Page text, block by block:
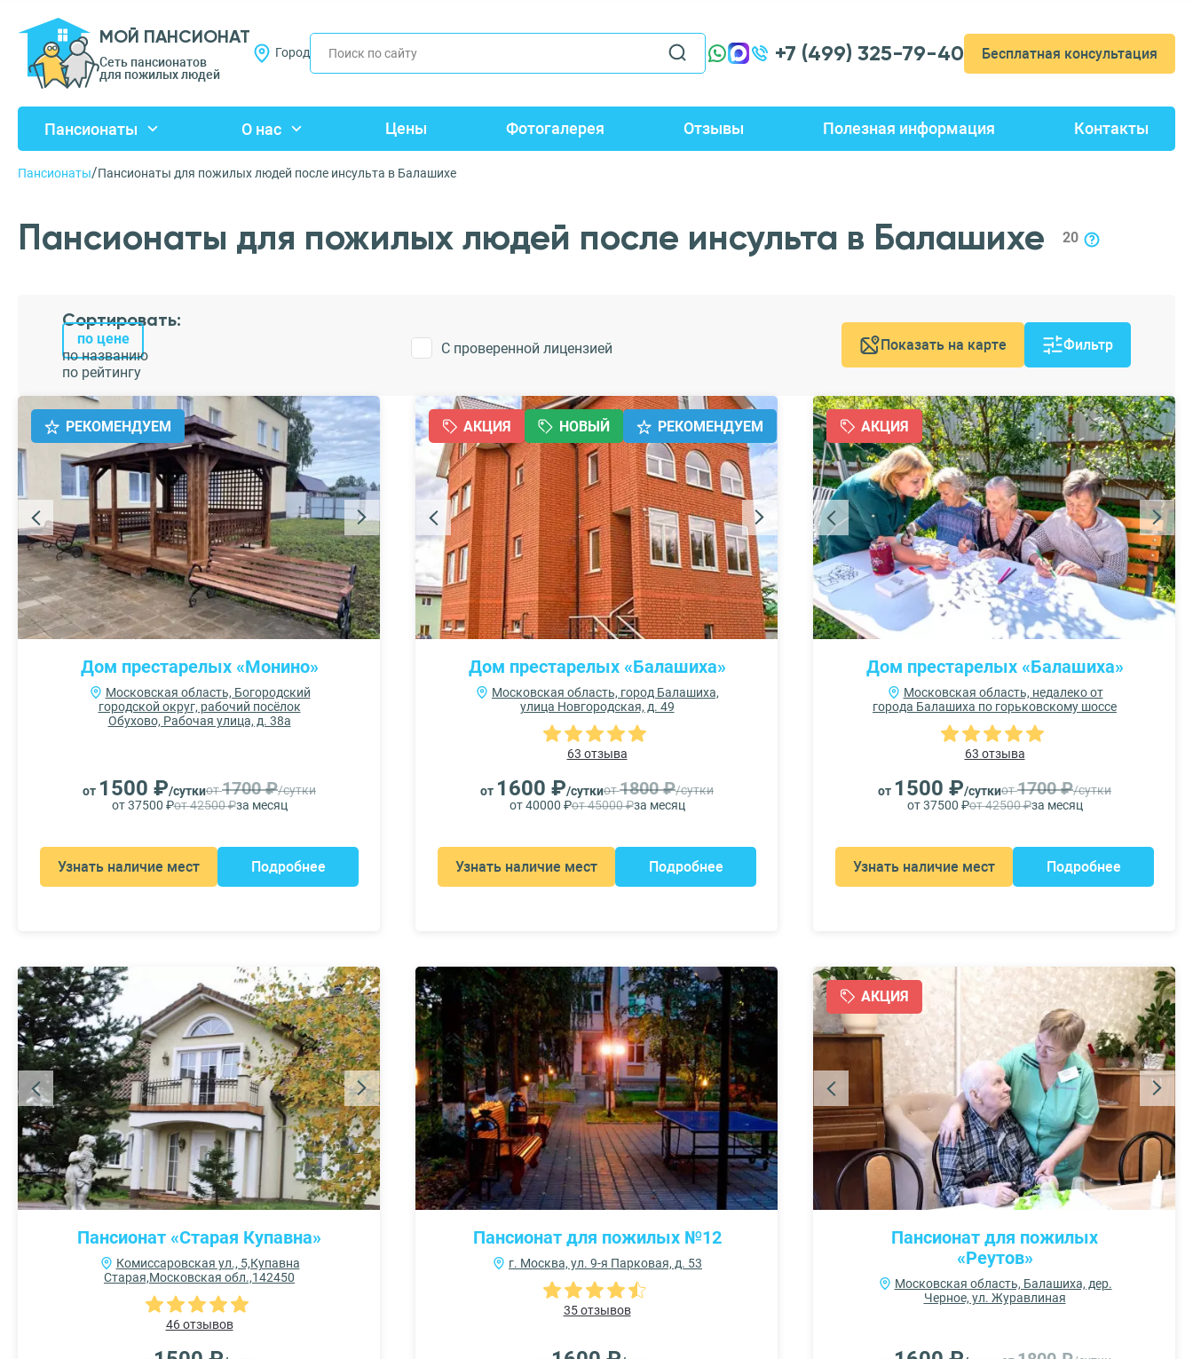
МОЙ ПАНСИОНАТ
Сеть пансионатов
для пожилых людей
Город +7 (499) 325-79-40 Бесплатная консультация
Пансионаты О нас Цены Фотогалерея Отзывы Полезная информация Контакты
Пансионаты/Пансионаты для пожилых людей после инсульта в Балашихе
Пансионаты для пожилых людей после инсульта в Балашихе 20
Сортировать:
по цене
по названию
по рейтингу
С проверенной лицензией Показать на карте Фильтр
РЕКОМЕНДУЕМ
Дом престарелых «Монино»
Московская область, Богородский
городской округ, рабочий посёлок
Обухово, Рабочая улица, д. 38а
от 1500 ₽/суткиот1700 ₽/сутки
от 37500 ₽от 42500 ₽за месяц
Узнать наличие мест Подробнее
АКЦИЯ НОВЫЙ РЕКОМЕНДУЕМ
Дом престарелых «Балашиха»
Московская область, город Балашиха,
улица Новгородская, д. 49
63 отзыва
от 1600 ₽/суткиот1800 ₽/сутки
от 40000 ₽от 45000 ₽за месяц
Узнать наличие мест Подробнее
АКЦИЯ
Дом престарелых «Балашиха»
Московская область, недалеко от
города Балашиха по горьковскому шоссе
63 отзыва
от 1500 ₽/суткиот1700 ₽/сутки
от 37500 ₽от 42500 ₽за месяц
Узнать наличие мест Подробнее
Пансионат «Старая Купавна»
Комиссаровская ул., 5,Купавна
Старая,Московская обл.,142450
46 отзывов
Пансионат для пожилых №12
г. Москва, ул. 9-я Парковая, д. 53
35 отзывов
АКЦИЯ
Пансионат для пожилых
«Реутов»
Московская область, Балашиха, дер.
Черное, ул. Журавлиная